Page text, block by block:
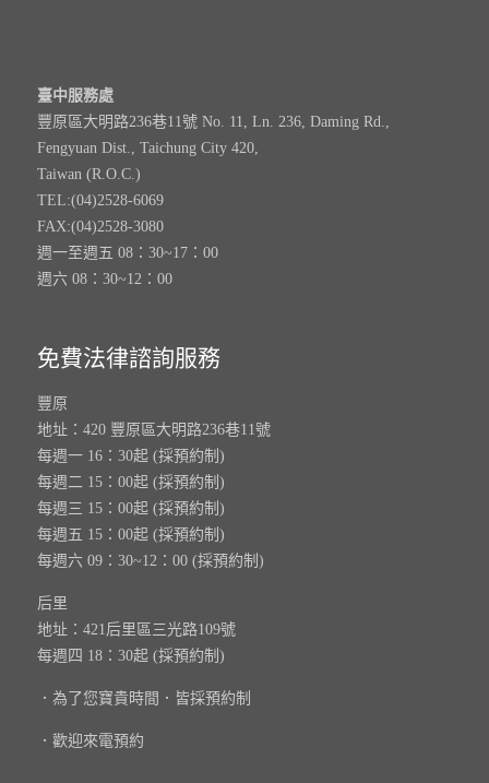
臺中服務處
豐原區大明路236巷11號 No. 11, Ln. 236, Daming Rd.,
Fengyuan Dist., Taichung City 420,
Taiwan (R.O.C.)
TEL:(04)2528-6069
FAX:(04)2528-3080
週一至週五 08：30~17：00
週六 08：30~12：00
免費法律諮詢服務
豐原
地址：420 豐原區大明路236巷11號
每週一 16：30起 (採預約制)
每週二 15：00起 (採預約制)
每週三 15：00起 (採預約制)
每週五 15：00起 (採預約制)
每週六 09：30~12：00 (採預約制)
后里
地址：421后里區三光路109號
每週四 18：30起 (採預約制)
．為了您寶貴時間．皆採預約制
．歡迎來電預約